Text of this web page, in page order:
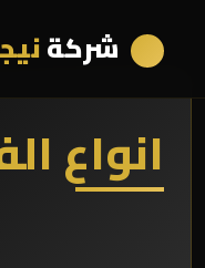
شركة
انواع